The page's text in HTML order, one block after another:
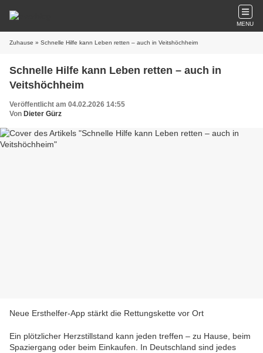
MENU
Zuhause » Schnelle Hilfe kann Leben retten – auch in Veitshöchheim
Schnelle Hilfe kann Leben retten – auch in
Veitshöchheim
Veröffentlicht am 04.02.2026 14:55
Von Dieter Gürz
Neue Ersthelfer-App stärkt die Rettungskette vor Ort
Ein plötzlicher Herzstillstand kann jeden treffen – zu Hause, beim
Spaziergang oder beim Einkaufen. In Deutschland sind jedes